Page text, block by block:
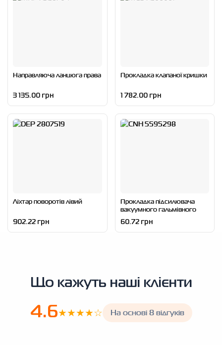
Направляюча ланцюга права
3 135.00 грн
Прокладка клапаної кришки
1 782.00 грн
Ліхтар поворотів лівий
902.22 грн
Прокладка підсилювача
вакуумного гальмівного
60.72 грн
Що кажуть наші клієнти
4.6★★★★☆ На основі 8 відгуків